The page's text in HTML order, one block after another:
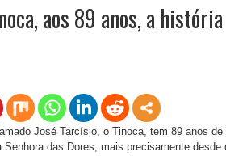
aos 89 anos, a
José Tarcísio, o Tinoca, tem 89 anos
Senhora das Dores, mais precisamente desde